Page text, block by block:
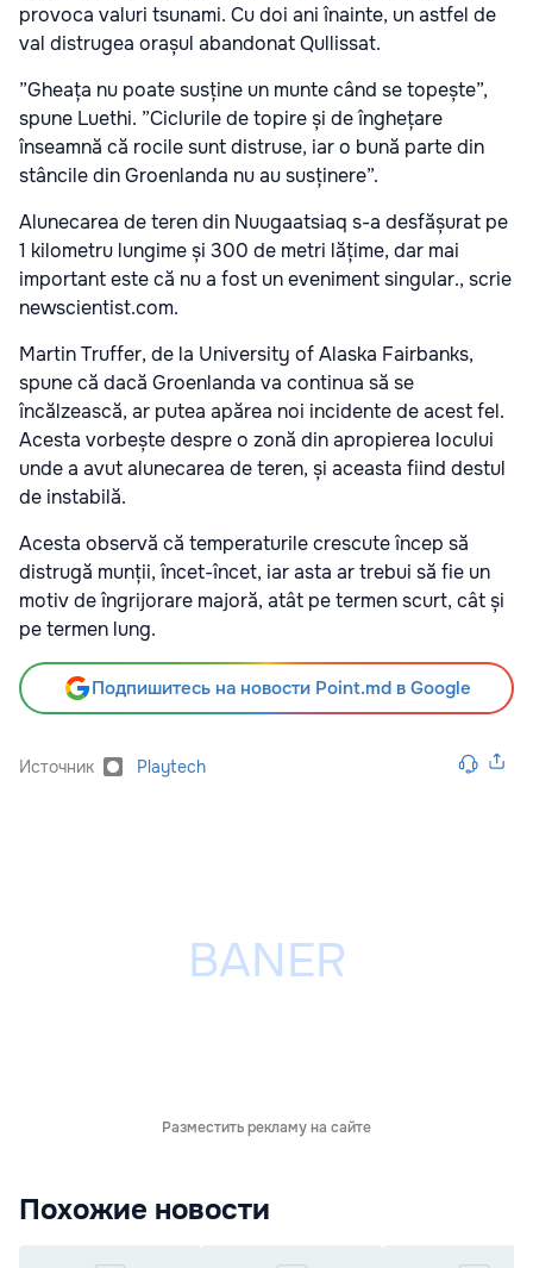
provoca valuri tsunami. Cu doi ani înainte, un astfel de
val distrugea orașul abandonat Qullissat.
”Gheața nu poate susține un munte când se topește”,
spune Luethi. ”Ciclurile de topire și de înghețare
înseamnă că rocile sunt distruse, iar o bună parte din
stâncile din Groenlanda nu au susținere”.
Alunecarea de teren din Nuugaatsiaq s-a desfășurat pe
1 kilometru lungime și 300 de metri lățime, dar mai
important este că nu a fost un eveniment singular., scrie
newscientist.com.
Martin Truffer, de la University of Alaska Fairbanks,
spune că dacă Groenlanda va continua să se
încălzească, ar putea apărea noi incidente de acest fel.
Acesta vorbește despre o zonă din apropierea locului
unde a avut alunecarea de teren, și aceasta fiind destul
de instabilă.
Acesta observă că temperaturile crescute încep să
distrugă munții, încet-încet, iar asta ar trebui să fie un
motiv de îngrijorare majoră, atât pe termen scurt, cât și
pe termen lung.
Подпишитесь на новости Point.md в Google
Источник Playtech
Разместить рекламу на сайте
Похожие новости